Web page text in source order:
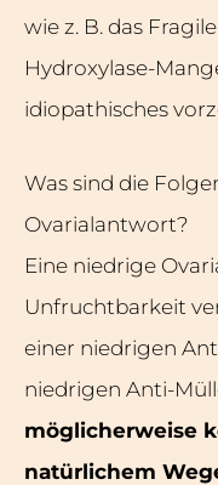
wie z. B. das
Hydroxylase-
idiopathisches
Was sind die
Ovarialantwort?
Eine niedrige
Unfruchtbarkeit
einer niedrigen
niedrigen Anti-
möglicherweise
natürlichem